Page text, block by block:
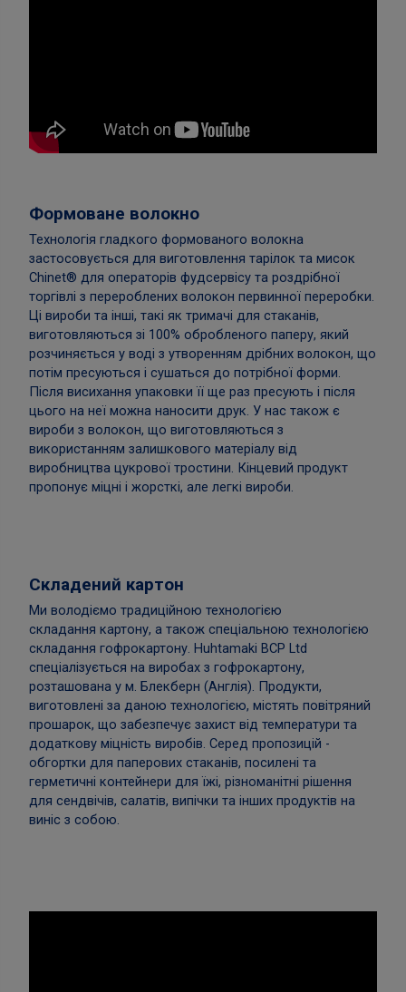
Формоване волокно
Технологія гладкого формованого волокна
застосовується для виготовлення тарілок та мисок
Chinet® для операторів фудсервісу та роздрібної
торгівлі з перероблених волокон первинної переробки.
Ці вироби та інші, такі як тримачі для стаканів,
виготовляються зі 100% обробленого паперу, який
розчиняється у воді з утворенням дрібних волокон, що
потім пресуються і сушаться до потрібної форми.
Після висихання упаковки її ще раз пресують і після
цього на неї можна наносити друк. У нас також є
вироби з волокон, що виготовляються з
використанням залишкового матеріалу від
виробництва цукрової тростини. Кінцевий продукт
пропонує міцні і жорсткі, але легкі вироби.
Складений картон
Ми володіємо традиційною технологією
складання картону, а також спеціальною технологією
складання гофрокартону. Huhtamaki BCP Ltd
спеціалізується на виробах з гофрокартону,
розташована у м. Блекберн (Англія). Продукти,
виготовлені за даною технологією, містять повітряний
прошарок, що забезпечує захист від температури та
додаткову міцність виробів. Серед пропозицій -
обгортки для паперових стаканів, посилені та
герметичні контейнери для їжі, різноманітні рішення
для сендвічів, салатів, випічки та інших продуктів на
виніс з собою.